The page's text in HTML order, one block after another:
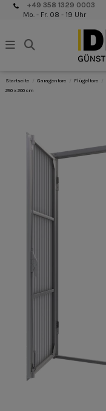
+49 358 1329 0003
Mo. - Fr. 08 - 19 Uhr
Startseite Garagentore Flügeltore
250 x 200 cm